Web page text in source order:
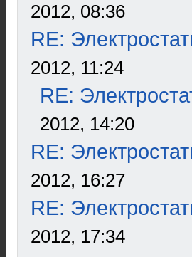
2012, 08:36
RE:
2012, 11:24
RE:
2012, 14:20
RE:
2012, 16:27
RE:
2012, 17:34